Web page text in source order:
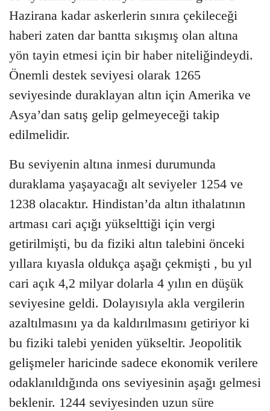
Hazirana kadar askerlerin sınıra çekileceği
haberi zaten dar bantta sıkışmış olan altına
yön tayin etmesi için bir haber niteliğindeydi.
Önemli destek seviyesi olarak 1265
seviyesinde duraklayan altın için Amerika ve
Asya’dan satış gelip gelmeyeceği takip
edilmelidir.
Bu seviyenin altına inmesi durumunda
duraklama yaşayacağı alt seviyeler 1254 ve
1238 olacaktır. Hindistan’da altın ithalatının
artması cari açığı yükselttiği için vergi
getirilmişti, bu da fiziki altın talebini önceki
yıllara kıyasla oldukça aşağı çekmişti , bu yıl
cari açık 4,2 milyar dolarla 4 yılın en düşük
seviyesine geldi. Dolayısıyla akla vergilerin
azaltılmasını ya da kaldırılmasını getiriyor ki
bu fiziki talebi yeniden yükseltir. Jeopolitik
gelişmeler haricinde sadece ekonomik verilere
odaklanıldığında ons seviyesinin aşağı gelmesi
beklenir. 1244 seviyesinden uzun süre